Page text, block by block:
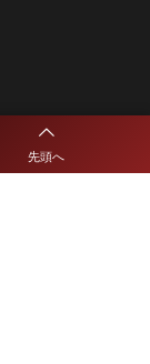
先頭へ